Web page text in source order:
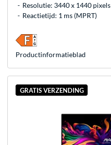
Resolutie: 3440 x 1440 pixels
Reactietijd: 1 ms (MPRT)
Product­informatieblad
GRATIS VERZENDING